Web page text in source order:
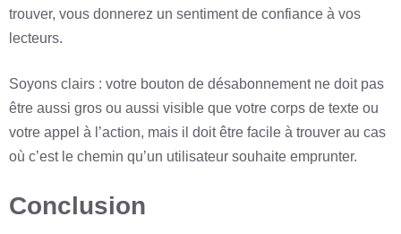
trouver, vous donnerez un sentiment de confiance à vos
lecteurs.
Soyons clairs : votre bouton de désabonnement ne doit pas
être aussi gros ou aussi visible que votre corps de texte ou
votre appel à l’action, mais il doit être facile à trouver au cas
où c’est le chemin qu’un utilisateur souhaite emprunter.
Conclusion